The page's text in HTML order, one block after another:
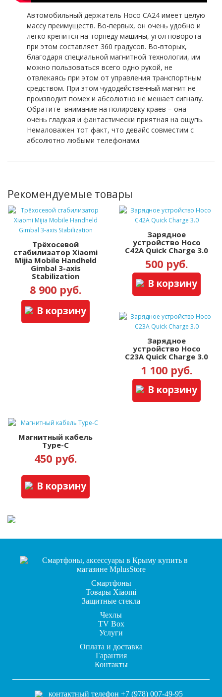
Автомобильный держатель Hoco CA24 имеет целую
массу преимуществ. Во-первых, он очень удобно и
легко крепится на торпеду машины, угол поворота
при этом составляет 360 градусов. Во-вторых,
благодаря специальной магнитной технологии, им
можно пользоваться всего одно рукой, не
отвлекаясь при этом от управления транспортным
средством. При этом чудодейственный магнит не
производит помех и абсолютно не мешает сигналу.
Обратите внимание на полировку краев – она
очень гладкая и фантастически приятная на ощупь.
Немаловажен тот факт, что девайс совместим с
абсолютно любыми телефонами.
Рекомендуемые товары
Трёхосевой
стабилизатор Xiaomi
Mijia Mobile Handheld
Gimbal 3-axis
Stabilization
8 900 руб.
В корзину
Зарядное
устройство Hoco
C42A Quick Charge 3.0
500 руб.
В корзину
Зарядное
устройство Hoco
C23A Quick Charge 3.0
1 100 руб.
В корзину
Магнитный кабель
Type-C
450 руб.
В корзину
Смартфоны
Товары Xiaomi
Защитные стекла
Чехлы
TV Box
Услуги
Оплата и доставка
Гарантия
Контакты
контактный телефон +7 (978) 007-49-95